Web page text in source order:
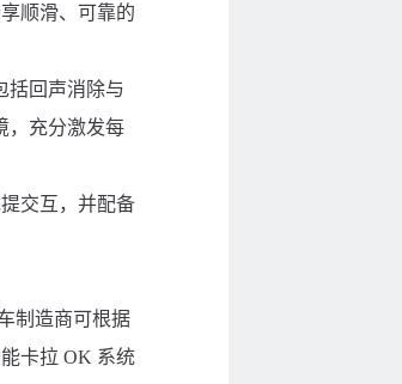
顺滑、可靠的
括回声消除与
，充分激发每
交互，并配备
制造商可根据
卡拉 OK 系统